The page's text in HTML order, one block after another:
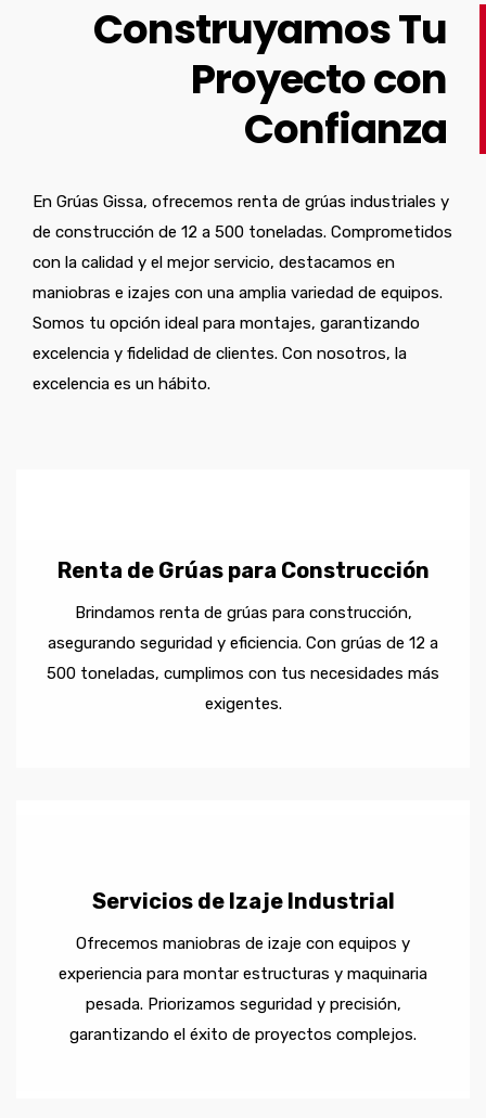
Construyamos Tu
Proyecto con
Confianza
En Grúas Gissa, ofrecemos renta de grúas industriales y
de construcción de 12 a 500 toneladas. Comprometidos
con la calidad y el mejor servicio, destacamos en
maniobras e izajes con una amplia variedad de equipos.
Somos tu opción ideal para montajes, garantizando
excelencia y fidelidad de clientes. Con nosotros, la
excelencia es un hábito.
Renta de Grúas para Construcción
Brindamos renta de grúas para construcción,
asegurando seguridad y eficiencia. Con grúas de 12 a
500 toneladas, cumplimos con tus necesidades más
exigentes.
Servicios de Izaje Industrial
Ofrecemos maniobras de izaje con equipos y
experiencia para montar estructuras y maquinaria
pesada. Priorizamos seguridad y precisión,
garantizando el éxito de proyectos complejos.